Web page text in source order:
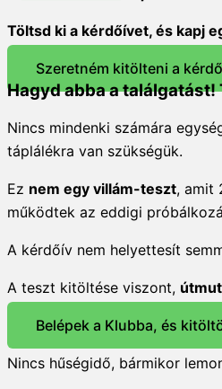
Töltsd ki a kérdőívet, és kapj
Szeretném kitölteni a
Hagyd abba a
Nincs mindenki számára
táplálékra van szükségük.
Ez nem egy villám-teszt, amit
működtek az eddigi
A kérdőív nem helyettesít
A teszt kitöltése viszont,
Belépek a Klubba, és
Nincs hűségidő, bármikor